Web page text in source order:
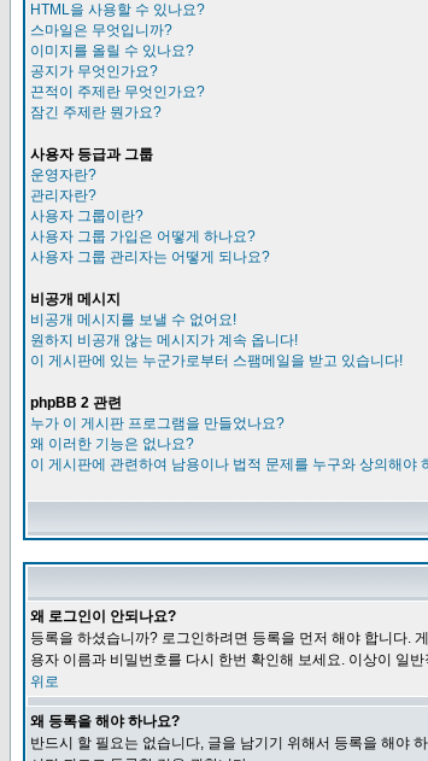
HTML을 사용할 수 있나요?
스마일은 무엇입니까?
이미지를 올릴 수 있나요?
공지가 무엇인가요?
끈적이 주제란 무엇인가요?
잠긴 주제란 뭔가요?
사용자 등급과 그룹
운영자란?
관리자란?
사용자 그룹이란?
사용자 그룹 가입은 어떻게 하나요?
사용자 그룹 관리자는 어떻게 되나요?
비공개 메시지
비공개 메시지를 보낼 수 없어요!
원하지 비공개 않는 메시지가 계속 옵니다!
이 게시판에 있는 누군가로부터 스팸메일을 받고 있습니다!
phpBB 2 관련
누가 이 게시판 프로그램을 만들었나요?
왜 이러한 기능은 없나요?
이 게시판에 관련하여 남용이나 법적 문제를 누구와 상의해야
왜 로그인이 안되나요?
등록을 하셨습니까? 로그인하려면 등록을 먼저 해야 합니다.
용자 이름과 비밀번호를 다시 한번 확인해 보세요. 이상이 일
위로
왜 등록을 해야 하나요?
반드시 할 필요는 없습니다, 글을 남기기 위해서 등록을 해야